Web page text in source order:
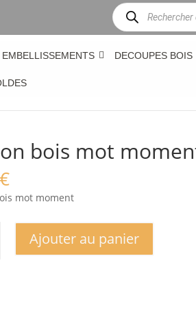
Recherche
de
produits
EMBELLISSEMENTS DECOUPES BOIS
bois mot
€
mot moment
Ajouter au panier